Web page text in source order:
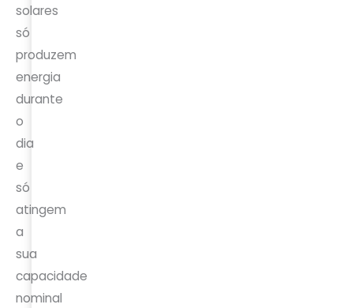
solares
só
produzem
energia
durante
o
dia
e
só
atingem
a
sua
capacidade
nominal